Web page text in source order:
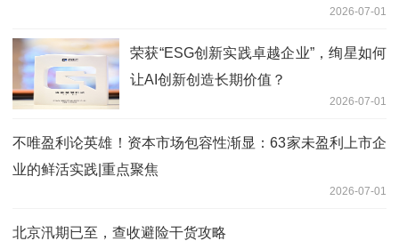
2026-07-01
荣获“ESG创新实践卓越企业”，绚星如何
让AI创新创造长期价值？
2026-07-01
不唯盈利论英雄！资本市场包容性渐显：63家未盈利上市企
业的鲜活实践|重点聚焦
2026-07-01
北京汛期已至，查收避险干货攻略